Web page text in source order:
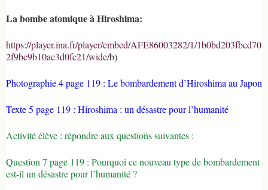
La bombe atomique à Hiroshima:
https://player.ina.fr/player/embed/AFE86003282/1/1b0bd203fbcd70
2f9bc9b10ac3d0fc21/wide/b)
Photographie 4 page 119 : Le bombardement d’Hiroshima au Japon
Texte 5 page 119 : Hiroshima : un désastre pour l’humanité
Activité élève : répondre aux questions suivantes :
Question 7 page 119 : Pourquoi ce nouveau type de bombardement
est-il un désastre pour l’humanité ?